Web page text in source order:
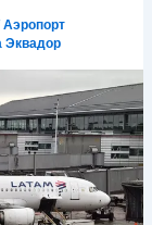
Аэропорт
Эквадор